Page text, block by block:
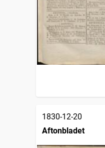
1830-12-20
Aftonbladet